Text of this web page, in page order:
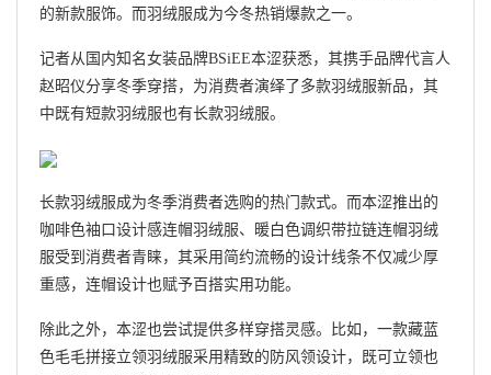
的新款服饰。而羽绒服成为今冬热销爆款之一。
记者从国内知名女装品牌BSiEE本涩获悉，其携手品牌代言人
赵昭仪分享冬季穿搭，为消费者演绎了多款羽绒服新品，其
中既有短款羽绒服也有长款羽绒服。
长款羽绒服成为冬季消费者选购的热门款式。而本涩推出的
咖啡色袖口设计感连帽羽绒服、暖白色调织带拉链连帽羽绒
服受到消费者青睐，其采用简约流畅的设计线条不仅减少厚
重感，连帽设计也赋予百搭实用功能。
除此之外，本涩也尝试提供多样穿搭灵感。比如，一款藏蓝
色毛毛拼接立领羽绒服采用精致的防风领设计，既可立领也